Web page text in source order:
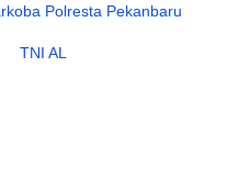
Polresta Pekanbaru
TNI AL